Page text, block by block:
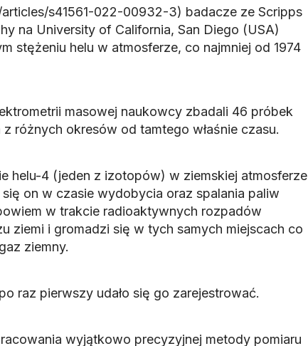
s41561-022-00932-3) badacze ze Scripps
na University of California, San Diego (USA)
stężeniu helu w atmosferze, co najmniej od 1974
masowej naukowcy zbadali 46 próbek
różnych okresów od tamtego właśnie czasu.
helu-4 (jeden z izotopów) w ziemskiej atmosferze
on w czasie wydobycia oraz spalania paliw
w trakcie radioaktywnych rozpadów
ziemi i gromadzi się w tych samych miejscach co
ziemny.
raz pierwszy udało się go zarejestrować.
wyjątkowo precyzyjnej metody pomiaru